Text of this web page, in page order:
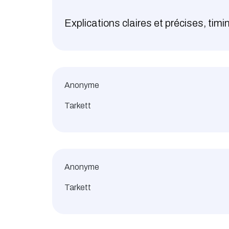
Explications claires et précises,
Anonyme
Tarkett
Anonyme
Tarkett